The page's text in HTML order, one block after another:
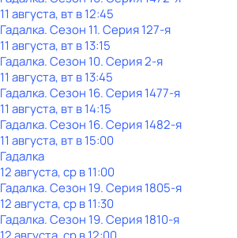
11 августа, вт в 12:45
Гадалка. Сезон 11. Серия 127-я
11 августа, вт в 13:15
Гадалка. Сезон 10. Серия 2-я
11 августа, вт в 13:45
Гадалка. Сезон 16. Серия 1477-я
11 августа, вт в 14:15
Гадалка. Сезон 16. Серия 1482-я
11 августа, вт в 15:00
Гадалка
12 августа, ср в 11:00
Гадалка. Сезон 19. Серия 1805-я
12 августа, ср в 11:30
Гадалка. Сезон 19. Серия 1810-я